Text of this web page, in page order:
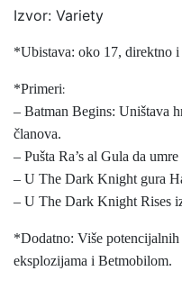
Izvor: Variety
*Ubistava: oko 17, direktno
*Primeri:
– Batman Begins: Uništava
članova.
– Pušta Ra’s al Gula da
– U The Dark Knight gura
– U The Dark Knight Rises
*Dodatno: Više
eksplozijama i Betmobilom.